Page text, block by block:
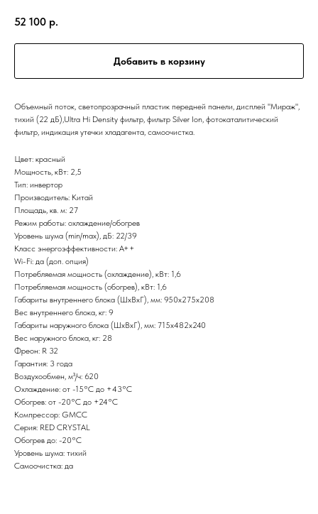
52 100 р.
Добавить в корзину
Объемный поток, светопрозрачный пластик передней панели, дисплей "Мираж",
тихий (22 дБ),Ultra Hi Density фильтр, фильтр Silver Ion, фотокаталитический
фильтр, индикация утечки хладагента, самоочистка.
Цвет: красный
Мощность, кВт: 2,5
Тип: инвертор
Производитель: Китай
Площадь, кв. м: 27
Режим работы: охлаждение/обогрев
Уровень шума (min/max), дБ: 22/39
Класс энергоэффективности: А++
Wi-Fi: да (доп. опция)
Потребляемая мощность (охлаждение), кВт: 1,6
Потребляемая мощность (обогрев), кВт: 1,6
Габариты внутреннего блока (ШxВxГ), мм: 950x275x208
Вес внутреннего блока, кг: 9
Габариты наружного блока (ШxВxГ), мм: 715x482x240
Вес наружного блока, кг: 28
Фреон: R 32
Гарантия: 3 года
Воздухообмен, м³/ч: 620
Охлаждение: от -15°С до +43°С
Обогрев: от -20°С до +24°С
Компрессор: GMCC
Серия: RED CRYSTAL
Обогрев до: -20°С
Уровень шума: тихий
Самоочистка: да